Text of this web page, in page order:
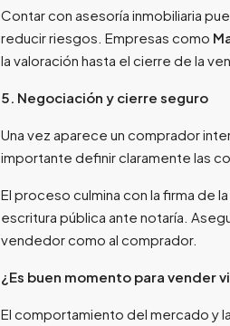
Contar con asesoría inmobiliaria
reducir riesgos. Empresas como
la valoración hasta el cierre de la
5. Negociación y cierre seguro
Una vez aparece un comprador
importante definir claramente las
El proceso culmina con la firma de
escritura pública ante notaría.
vendedor como al comprador.
¿Es buen momento para vender
El comportamiento del mercado y